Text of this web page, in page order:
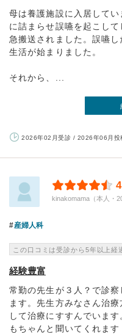
母は養護施設に入居して
に詰まらせ誤嚥を起こし
急搬送されました。誤嚥
生活が始まりました。
それから、...
2026年02月受診 / 2026年06月投
kinakomama（本人・
産婦人科
この口コミは受診から5年以上経
経験豊富
常勤の先生が３人？で診
ます。先生方みなさん治
して治療にすすんでいま
もちゃんと聞いてくれます